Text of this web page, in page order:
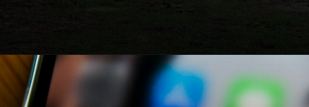
Opening